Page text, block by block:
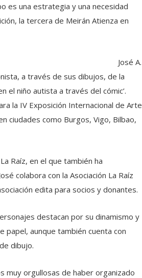
es una estrategia y una necesidad
la tercera de Meirán Atienza en
José A.
a través de sus dibujos, de la
el niño autista a través del cómic’.
la IV Exposición Internacional de Arte
ciudades como Burgos, Vigo, Bilbao,
Raíz, en el que también ha
colabora con la Asociación La Raíz
edita para socios y donantes.
destacan por su dinamismo y
papel, aunque también cuenta con
dibujo.
muy orgullosas de haber organizado